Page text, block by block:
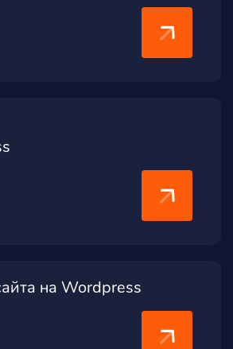
на Wordpress